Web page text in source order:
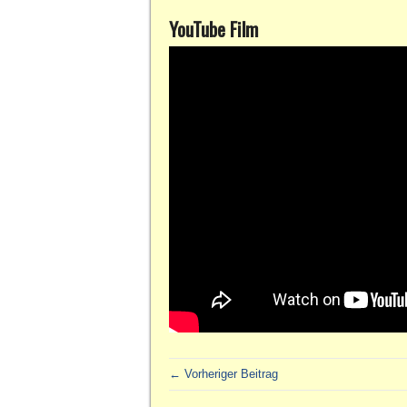
YouTube Film
← Vorheriger Beitrag